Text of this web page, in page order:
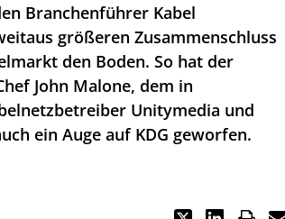
Branchenführer Kabel
größeren Zusammenschluss
den Boden. So hat der
John Malone, dem in
Unitymedia und
ein Auge auf KDG geworfen.